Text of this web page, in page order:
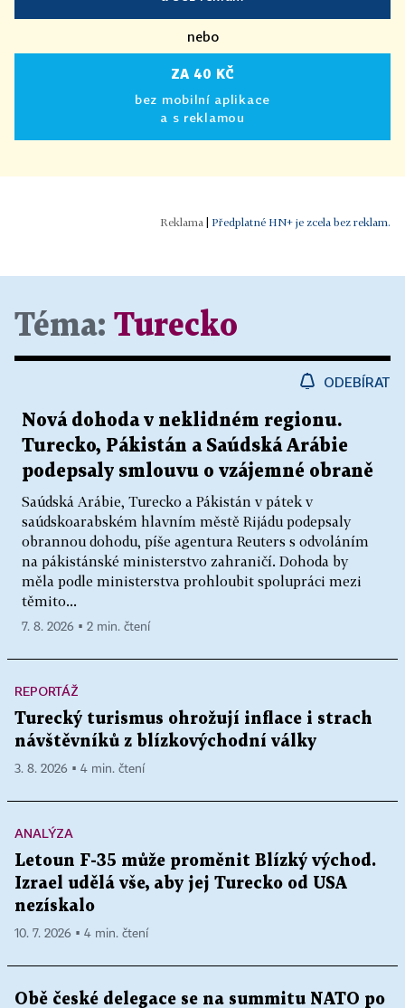
nebo
ZA 40 KČ
bez mobilní aplikace
a s reklamou
| Předplatné HN+ je zcela bez reklam.
Téma: Turecko
ODEBÍRAT
Nová dohoda v neklidném regionu.
Turecko, Pákistán a Saúdská Arábie
podepsaly smlouvu o vzájemné obraně
Saúdská Arábie, Turecko a Pákistán v pátek v
saúdskoarabském hlavním městě Rijádu podepsaly
obrannou dohodu, píše agentura Reuters s odvoláním
na pákistánské ministerstvo zahraničí. Dohoda by
měla podle ministerstva prohloubit spolupráci mezi
těmito...
7. 8. 2026 ▪ 2 min. čtení
REPORTÁŽ
Turecký turismus ohrožují inflace i strach
návštěvníků z blízkovýchodní války
3. 8. 2026 ▪ 4 min. čtení
ANALÝZA
Letoun F-35 může proměnit Blízký východ.
Izrael udělá vše, aby jej Turecko od USA
nezískalo
10. 7. 2026 ▪ 4 min. čtení
Obě české delegace se na summitu NATO po